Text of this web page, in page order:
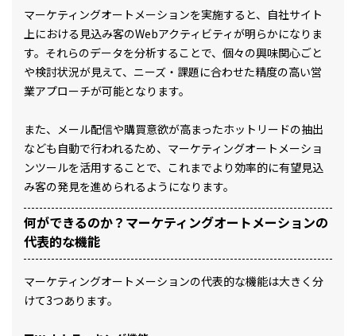
マーケティングオートメーションを実施すると、自社サイト
上における見込み客のWebアクティビティが明らかになりま
す。それらのデータを分析することで、個々の興味関心ごと
や検討状況が見えて、ニーズ・課題に合わせた精度の高い営
業アプローチが可能となります。
また、メール配信や購買意欲が高まったホットリードの抽出
なども自動で行われるため、マーケティングオートメーショ
ンツールを活用することで、これまでより効率的に有望見込
み客の発見を進められるようになります。
何ができるのか？マーケティングオートメーションの
代表的な機能
マーケティングオートメーションの代表的な機能は大きく分
けて3つあります。